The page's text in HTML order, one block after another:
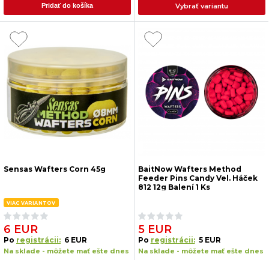
Pridať do košíka Vybrať variantu
Sensas Wafters Corn 45g
VIAC VARIANTOV
6 EUR
Po registrácii: 6 EUR
Na sklade - môžete mať ešte dnes
BaitNow Wafters Method
Feeder Pins Candy Vel. Háček
812 12g Balení 1 Ks
5 EUR
Po registrácii: 5 EUR
Na sklade - môžete mať ešte dnes